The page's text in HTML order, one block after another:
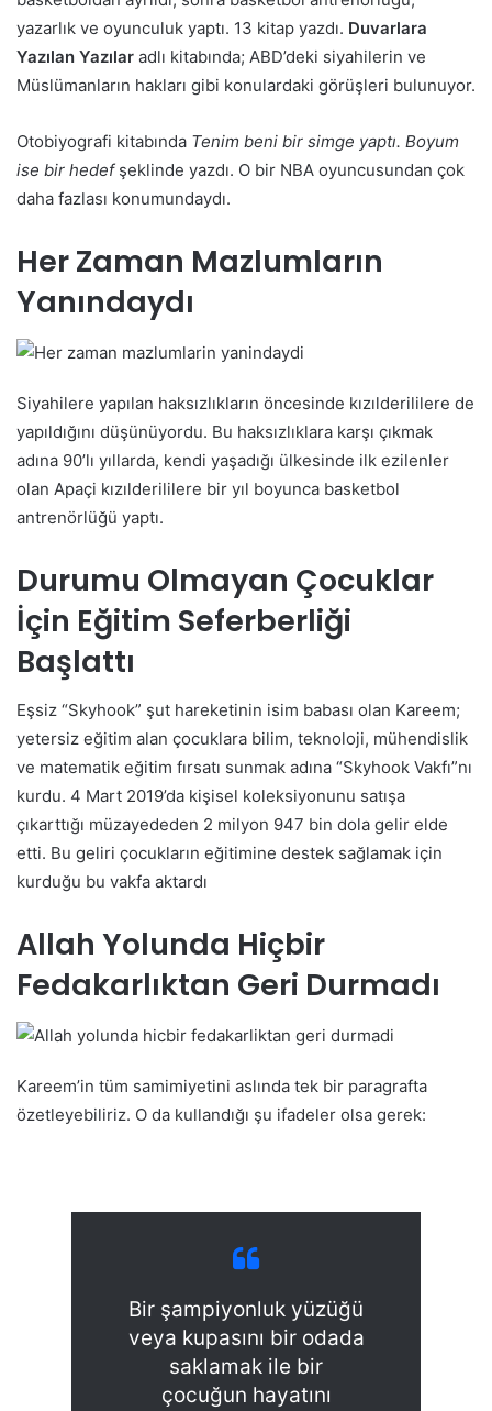
yazarlık ve oyunculuk yaptı. 13 kitap yazdı. Duvarlara
Yazılan Yazılar adlı kitabında; ABD’deki siyahilerin ve
Müslümanların hakları gibi konulardaki görüşleri bulunuyor.
Otobiyografi kitabında Tenim beni bir simge yaptı. Boyum
ise bir hedefşeklinde yazdı. O bir NBA oyuncusundan çok
daha fazlası konumundaydı.
Her Zaman Mazlumların
Yanındaydı
Siyahilere yapılan haksızlıkların öncesinde kızılderililere de
yapıldığını düşünüyordu. Bu haksızlıklara karşı çıkmak
adına 90’lı yıllarda, kendi yaşadığı ülkesinde ilk ezilenler
olan Apaçi kızılderililere bir yıl boyunca basketbol
antrenörlüğü yaptı.
Durumu Olmayan Çocuklar
İçin Eğitim Seferberliği
Başlattı
Eşsiz “Skyhook” şut hareketinin isim babası olan Kareem;
yetersiz eğitim alan çocuklara bilim, teknoloji, mühendislik
ve matematik eğitim fırsatı sunmak adına “Skyhook Vakfı”nı
kurdu. 4 Mart 2019’da kişisel koleksiyonunu satışa
çıkarttığı müzayededen 2 milyon 947 bin dola gelir elde
etti. Bu geliri çocukların eğitimine destek sağlamak için
kurduğu bu vakfa aktardı
Allah Yolunda Hiçbir
Fedakarlıktan Geri Durmadı
Kareem’in tüm samimiyetini aslında tek bir paragrafta
özetleyebiliriz. O da kullandığı şu ifadeler olsa gerek:
Bir şampiyonluk yüzüğü
veya kupasını bir odada
saklamak ile bir
çocuğun hayatını